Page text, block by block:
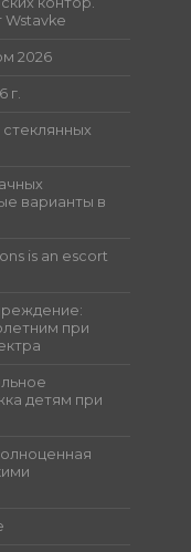
Wstavke
2026
г.
варианты в
is an escort
при
детям при